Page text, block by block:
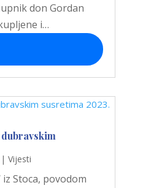
don Gordan
i…
| Vijesti
iz Stoca, povodom